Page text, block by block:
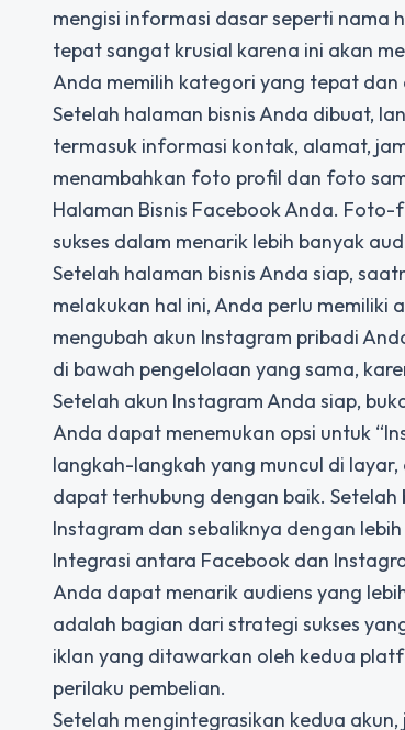
mengisi informasi dasar seperti nama
tepat sangat krusial karena ini akan
Anda memilih kategori yang tepat dan
Setelah halaman bisnis Anda dibuat,
termasuk informasi kontak, alamat,
menambahkan foto profil dan foto
Halaman Bisnis Facebook Anda.
sukses dalam menarik lebih banyak
Setelah halaman bisnis Anda siap,
melakukan hal ini, Anda perlu memiliki
mengubah akun Instagram pribadi
di bawah pengelolaan yang sama,
Setelah akun Instagram Anda siap,
Anda dapat menemukan opsi untuk
langkah-langkah yang muncul di
dapat terhubung dengan baik.
Instagram dan sebaliknya dengan
Integrasi antara Facebook dan
Anda dapat menarik audiens yang
adalah bagian dari strategi sukses
iklan yang ditawarkan oleh kedua
perilaku pembelian.
Setelah mengintegrasikan kedua